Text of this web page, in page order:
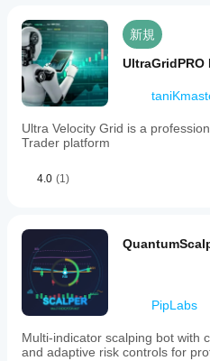
でき
ま
す。
ーの
条
件、
スプ
レッ
ド、
執行
品質
って
ま
す。
ボッ
トを
ご自
身の
環境
新規
UltraGridPRO
Ultra Velocity Grid is a
Trader platform
4.0 (1)
PipLabs
Multi-indicator scalping bot with
and adaptive risk controls for